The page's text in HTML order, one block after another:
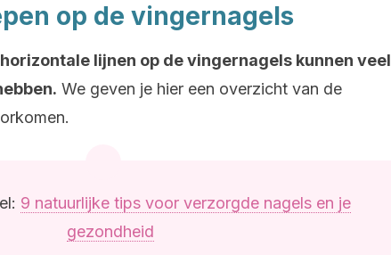
op de vingernagels
lijnen op de vingernagels kunnen veel
We geven je hier een overzicht van de
9 natuurlijke tips voor verzorgde nagels en je
gezondheid